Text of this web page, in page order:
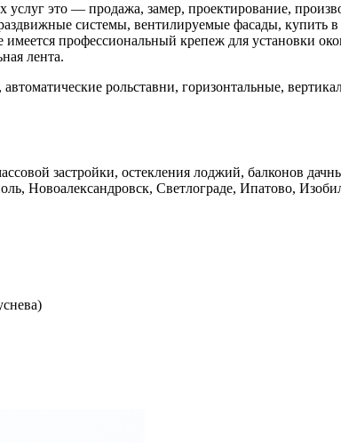
это — продажа, замер, проектирование,
системы, вентилируемые фасады,
профессиональный крепеж для установки
лента.
рольставни, горизонтальные,
застройки, остекления лоджий, балконов
Новоалександровск, Светлограде, Ипатово,